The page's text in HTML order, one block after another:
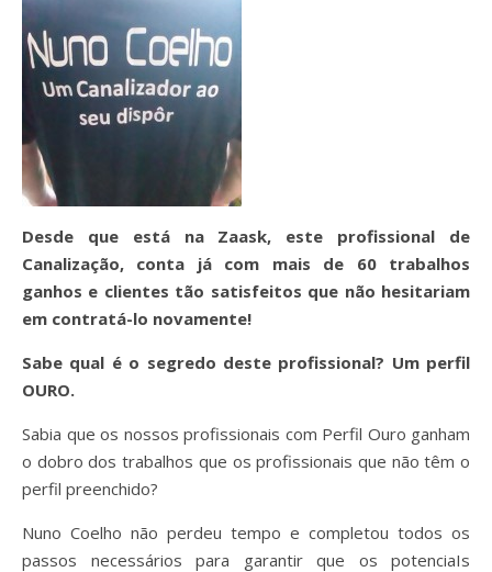
Desde que está na Zaask, este profissional de
Canalização, conta já com mais de 60 trabalhos
ganhos e clientes tão satisfeitos que não hesitariam
em contratá-lo novamente!
Sabe qual é o segredo deste profissional? Um perfil
OURO.
Sabia que os nossos profissionais com Perfil Ouro ganham
o dobro dos trabalhos que os profissionais que não têm o
perfil preenchido?
Nuno Coelho não perdeu tempo e completou todos os
passos necessários para garantir que os potenciaIs